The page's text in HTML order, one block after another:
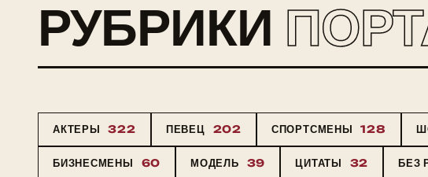
РУБРИКИ
АКТЕРЫ 322 ПЕВЕЦ 202 СПОРТСМЕНЫ 128
БИЗНЕСМЕНЫ 60 МОДЕЛЬ 39 ЦИТАТЫ 32 БЕЗ